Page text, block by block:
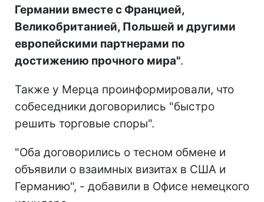
Германии вместе с Францией,
Великобританией, Польшей и другими
европейскими партнерами по
достижению прочного мира".
Также у Мерца проинформировали, что
собеседники договорились "быстро
решить торговые споры".
"Оба договорились о тесном обмене и
объявили о взаимных визитах в США и
Германию", - добавили в Офисе немецкого